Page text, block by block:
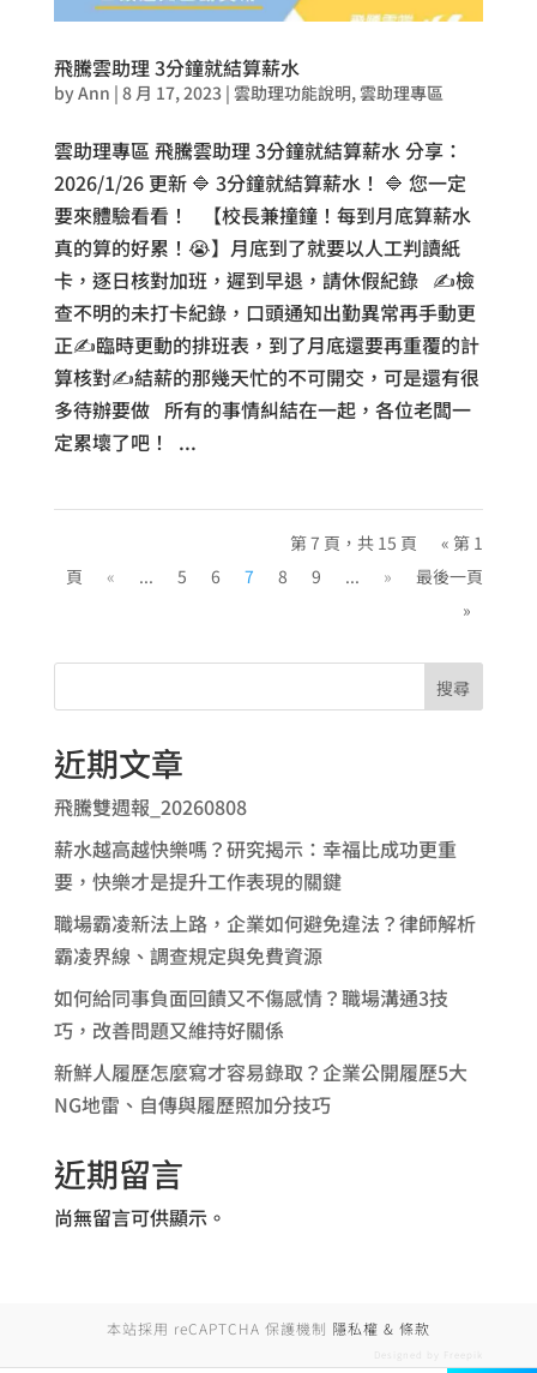
飛騰雲助理 3分鐘就結算薪水
byAnn | 8 月 17, 2023| 雲助理功能說明,雲助理專區
雲助理專區 飛騰雲助理 3分鐘就結算薪水 分享：
2026/1/26 更新 🔷 3分鐘就結算薪水！ 🔷 您一定
要來體驗看看！ 【校長兼撞鐘！每到月底算薪水
真的算的好累！😭】月底到了就要以人工判讀紙
卡，逐日核對加班，遲到早退，請休假紀錄 ✍️檢
查不明的未打卡紀錄，口頭通知出勤異常再手動更
正✍️臨時更動的排班表，到了月底還要再重覆的計
算核對✍️結薪的那幾天忙的不可開交，可是還有很
多待辦要做 所有的事情糾結在一起，各位老闆一
定累壞了吧！ ...
第 7 頁，共 15 頁
« 第 1
頁
« ... 5 6 7 8 9 ... »
最後一頁
»
搜尋
近期文章
飛騰雙週報_20260808
薪水越高越快樂嗎？研究揭示：幸福比成功更重
要，快樂才是提升工作表現的關鍵
職場霸凌新法上路，企業如何避免違法？律師解析
霸凌界線、調查規定與免費資源
如何給同事負面回饋又不傷感情？職場溝通3技
巧，改善問題又維持好關係
新鮮人履歷怎麼寫才容易錄取？企業公開履歷5大
NG地雷、自傳與履歷照加分技巧
近期留言
尚無留言可供顯示。
本站採用 reCAPTCHA 保護機制 隱私權 & 條款